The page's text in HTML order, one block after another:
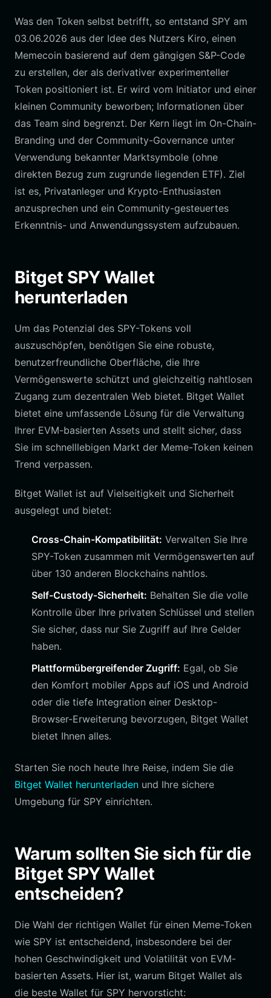
Was den Token selbst betrifft, so entstand SPY am
03.06.2026 aus der Idee des Nutzers Kiro, einen
Memecoin basierend auf dem gängigen S&P-Code
zu erstellen, der als derivativer experimenteller
Token positioniert ist. Er wird vom Initiator und einer
kleinen Community beworben; Informationen über
das Team sind begrenzt. Der Kern liegt im On-Chain-
Branding und der Community-Governance unter
Verwendung bekannter Marktsymbole (ohne
direkten Bezug zum zugrunde liegenden ETF). Ziel
ist es, Privatanleger und Krypto-Enthusiasten
anzusprechen und ein Community-gesteuertes
Erkenntnis- und Anwendungssystem aufzubauen.
Bitget SPY Wallet
herunterladen
Um das Potenzial des SPY-Tokens voll
auszuschöpfen, benötigen Sie eine robuste,
benutzerfreundliche Oberfläche, die Ihre
Vermögenswerte schützt und gleichzeitig nahtlosen
Zugang zum dezentralen Web bietet. Bitget Wallet
bietet eine umfassende Lösung für die Verwaltung
Ihrer EVM-basierten Assets und stellt sicher, dass
Sie im schnelllebigen Markt der Meme-Token keinen
Trend verpassen.
Bitget Wallet ist auf Vielseitigkeit und Sicherheit
ausgelegt und bietet:
Cross-Chain-Kompatibilität: Verwalten Sie Ihre
SPY-Token zusammen mit Vermögenswerten auf
über 130 anderen Blockchains nahtlos.
Self-Custody-Sicherheit: Behalten Sie die volle
Kontrolle über Ihre privaten Schlüssel und stellen
Sie sicher, dass nur Sie Zugriff auf Ihre Gelder
haben.
Plattformübergreifender Zugriff: Egal, ob Sie
den Komfort mobiler Apps auf iOS und Android
oder die tiefe Integration einer Desktop-
Browser-Erweiterung bevorzugen, Bitget Wallet
bietet Ihnen alles.
Starten Sie noch heute Ihre Reise, indem Sie die
Bitget Wallet herunterladen und Ihre sichere
Umgebung für SPY einrichten.
Warum sollten Sie sich für die
Bitget SPY Wallet
entscheiden?
Die Wahl der richtigen Wallet für einen Meme-Token
wie SPY ist entscheidend, insbesondere bei der
hohen Geschwindigkeit und Volatilität von EVM-
basierten Assets. Hier ist, warum Bitget Wallet als
die beste Wallet für SPY hervorsticht: